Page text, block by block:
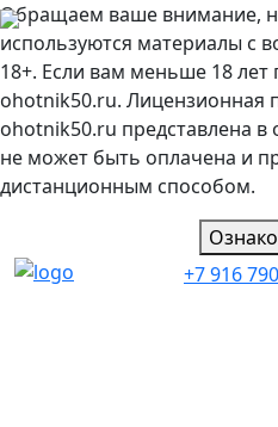
Обращаем ваше внимание,
используются материалы с
18+. Если вам меньше 18 лет
ohotnik50.ru. Лицензионная
ohotnik50.ru представлена в
не может быть оплачена и
дистанционным способом.
+7 916